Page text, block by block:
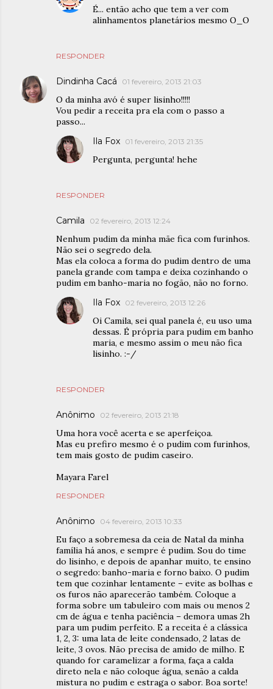
RESPONDER
É... então acho que tem a ver com
alinhamentos planetários mesmo O_O
Dindinha Cacá 01 fevereiro, 2013 21:03
O da minha avó é super lisinho!!!!!
Vou pedir a receita pra ela com o passo a
passo...
RESPONDER
Ila Fox 01 fevereiro, 2013 21:35
Pergunta, pergunta! hehe
Camila 02 fevereiro, 2013 12:24
Nenhum pudim da minha mãe fica com furinhos.
Não sei o segredo dela.
Mas ela coloca a forma do pudim dentro de uma
panela grande com tampa e deixa cozinhando o
pudim em banho-maria no fogão, não no forno.
RESPONDER
Ila Fox 02 fevereiro, 2013 12:26
Oi Camila, sei qual panela é, eu uso uma
dessas. É própria para pudim em banho
maria, e mesmo assim o meu não fica
lisinho. :-/
Anônimo 02 fevereiro, 2013 21:18
Uma hora você acerta e se aperfeiçoa.
Mas eu prefiro mesmo é o pudim com furinhos,
tem mais gosto de pudim caseiro.
Mayara Farel
RESPONDER
Anônimo 04 fevereiro, 2013 10:33
Eu faço a sobremesa da ceia de Natal da minha
família há anos, e sempre é pudim. Sou do time
do lisinho, e depois de apanhar muito, te ensino
o segredo: banho-maria e forno baixo. O pudim
tem que cozinhar lentamente – evite as bolhas e
os furos não aparecerão também. Coloque a
forma sobre um tabuleiro com mais ou menos 2
cm de água e tenha paciência – demora umas 2h
para um pudim perfeito. E a receita é a clássica
1, 2, 3: uma lata de leite condensado, 2 latas de
leite, 3 ovos. Não precisa de amido de milho. E
quando for caramelizar a forma, faça a calda
direto nela e não coloque água, senão a calda
mistura no pudim e estraga o sabor. Boa sorte!